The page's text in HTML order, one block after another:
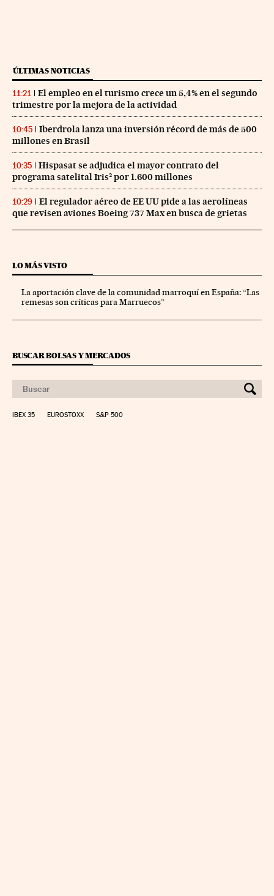
ÚLTIMAS NOTICIAS
11:21
El empleo en el turismo crece un 5,4% en el segundo
trimestre por la mejora de la actividad
10:45
Iberdrola lanza una inversión récord de más de 500
millones en Brasil
10:35
Hispasat se adjudica el mayor contrato del
programa satelital Iris² por 1.600 millones
10:29
El regulador aéreo de EE UU pide a las aerolíneas
que revisen aviones Boeing 737 Max en busca de grietas
LO MÁS VISTO
La aportación clave de la comunidad marroquí en España: “Las
remesas son críticas para Marruecos”
BUSCAR BOLSAS Y MERCADOS
IBEX 35 EUROSTOXX S&P 500